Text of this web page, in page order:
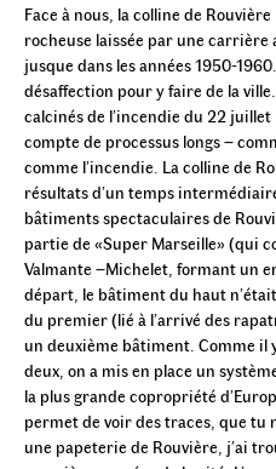
Face à nous, la colline de
rocheuse laissée par une
jusque dans les années 1950-
désaffection pour y faire de la
calcinés de l’incendie du 22
compte de processus longs –
comme l’incendie. La colline de
résultats d’un temps
bâtiments spectaculaires de
partie de «Super Marseille» (qui
Valmante –Michelet, formant un
départ, le bâtiment du haut
du premier (lié à l’arrivé des
un deuxième bâtiment. Comme il
deux, on a mis en place un
la plus grande copropriété
permet de voir des traces, que tu
une papeterie de Rouvière, j’ai